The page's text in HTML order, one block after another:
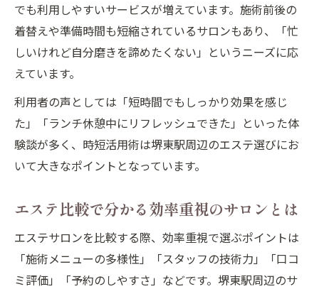
でも利用しやすいサービスが増えています。施術前後の
着替えや準備時間も短縮されているサロンもあり、「忙
しいけれど自分磨きを諦めたくない」というニーズに応
えています。
利用者の声としては「短時間でもしっかり効果を感じ
た」「ランチ休憩中にリフレッシュできた」といった体
験談が多く、時短活用術は堺東駅周辺のエステ選びにお
いて大きなポイントとなっています。
エステ比較で分かる効率重視のサロンとは
エステサロンを比較する際、効率重視で選ぶポイントは
「施術メニューの多様性」「スタッフの技術力」「口コ
ミ評価」「予約のしやすさ」などです。堺東駅周辺のサ